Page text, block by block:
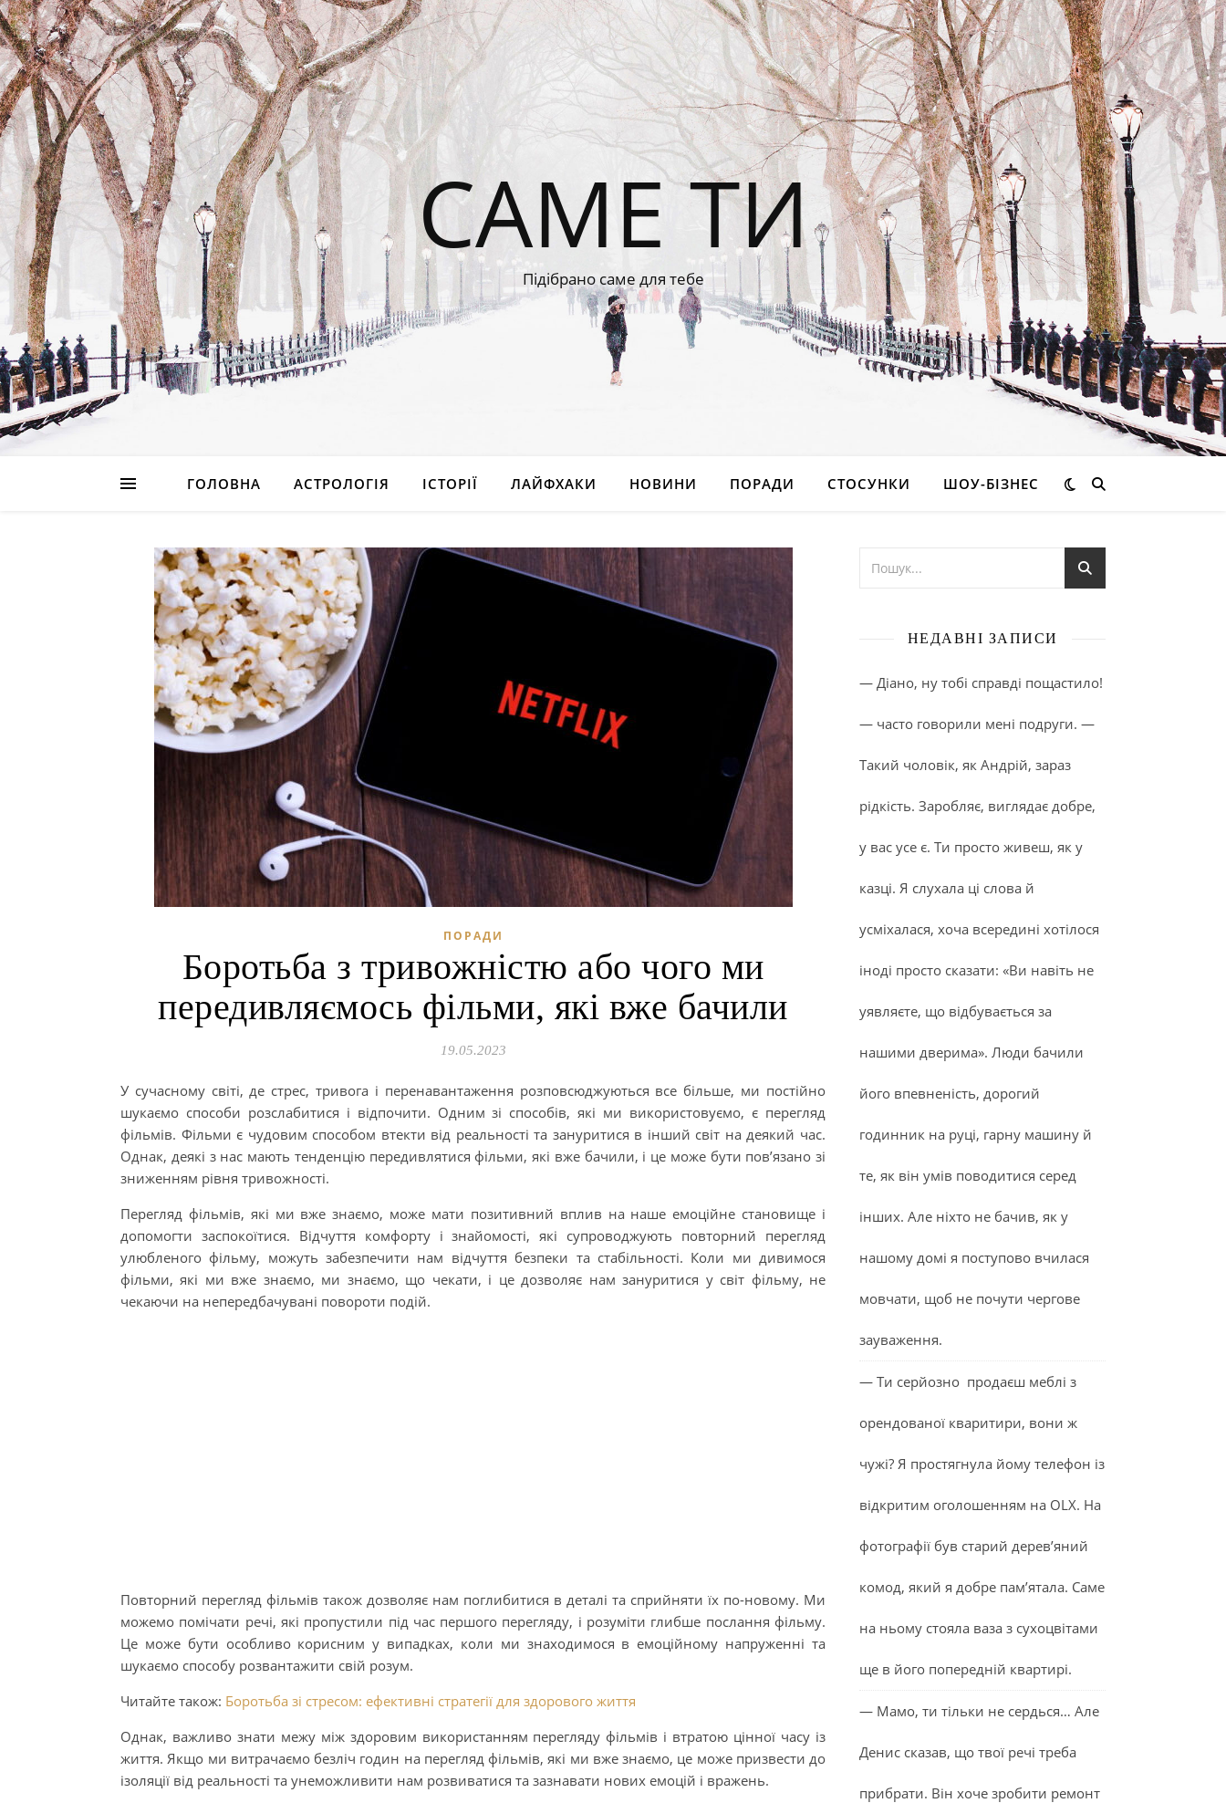
САМЕ ТИ
Підібрано саме для тебе
ГОЛОВНА АСТРОЛОГІЯ ІСТОРІЇ ЛАЙФХАКИ НОВИНИ ПОРАДИ СТОСУНКИ ШОУ-БІЗНЕС
ПОРАДИ
Боротьба з тривожністю або чого ми
передивляємось фільми, які вже бачили
19.05.2023
У сучасному світі, де стрес, тривога і перенавантаження розповсюджуються все більше, ми постійно
шукаємо способи розслабитися і відпочити. Одним зі способів, які ми використовуємо, є перегляд
фільмів. Фільми є чудовим способом втекти від реальності та зануритися в інший світ на деякий час.
Однак, деякі з нас мають тенденцію передивлятися фільми, які вже бачили, і це може бути пов’язано зі
зниженням рівня тривожності.
Перегляд фільмів, які ми вже знаємо, може мати позитивний вплив на наше емоційне становище і
допомогти заспокоїтися. Відчуття комфорту і знайомості, які супроводжують повторний перегляд
улюбленого фільму, можуть забезпечити нам відчуття безпеки та стабільності. Коли ми дивимося
фільми, які ми вже знаємо, ми знаємо, що чекати, і це дозволяє нам зануритися у світ фільму, не
чекаючи на непередбачувані повороти подій.
Повторний перегляд фільмів також дозволяє нам поглибитися в деталі та сприйняти їх по-новому. Ми
можемо помічати речі, які пропустили під час першого перегляду, і розуміти глибше послання фільму.
Це може бути особливо корисним у випадках, коли ми знаходимося в емоційному напруженні та
шукаємо способу розвантажити свій розум.
Читайте також: Боротьба зі стресом: ефективні стратегії для здорового життя
Однак, важливо знати межу між здоровим використанням перегляду фільмів і втратою цінної часу із
життя. Якщо ми витрачаємо безліч годин на перегляд фільмів, які ми вже знаємо, це може призвести до
ізоляції від реальності та унеможливити нам розвиватися та зазнавати нових емоцій і вражень.
НЕДАВНІ ЗАПИСИ
— Діано, ну тобі справді пощастило!
— часто говорили мені подруги. —
Такий чоловік, як Андрій, зараз
рідкість. Заробляє, виглядає добре,
у вас усе є. Ти просто живеш, як у
казці. Я слухала ці слова й
усміхалася, хоча всередині хотілося
іноді просто сказати: «Ви навіть не
уявляєте, що відбувається за
нашими дверима». Люди бачили
його впевненість, дорогий
годинник на руці, гарну машину й
те, як він умів поводитися серед
інших. Але ніхто не бачив, як у
нашому домі я поступово вчилася
мовчати, щоб не почути чергове
зауваження.
— Ти серйозно продаєш меблі з
орендованої кваритири, вони ж
чужі? Я простягнула йому телефон із
відкритим оголошенням на OLX. На
фотографії був старий дерев’яний
комод, який я добре пам’ятала. Саме
на ньому стояла ваза з сухоцвітами
ще в його попередній квартирі.
— Мамо, ти тільки не сердься… Але
Денис сказав, що твої речі треба
прибрати. Він хоче зробити ремонт